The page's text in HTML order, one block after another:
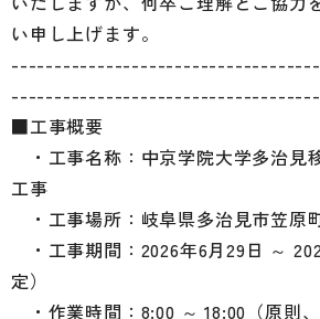
い申し上げます。
■工事概要
・工事名称：中京学院大学多治見
工事
・工事場所：岐阜県多治見市笠原
・工事期間：2026年6月29日 ～
定）
・作業時間：8:00 ～ 18:00（原則、